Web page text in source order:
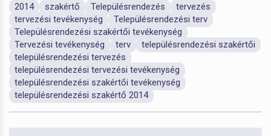
2014 szakértő Településrendezés
tervezés
tervezési tevékenység
Településrendezési terv
Településrendezési szakértői tevékenység
Tervezési tevékenység
terv
településrendezési szakértői
településrendezési tervezés
településrendezési tervezési tevékenység
településrendezési szakértői tevékenység
településrendezési szakértő 2014